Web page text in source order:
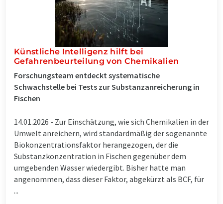
Künstliche Intelligenz hilft bei
Gefahrenbeurteilung von Chemikalien
Forschungsteam entdeckt systematische
Schwachstelle bei Tests zur Substanzanreicherung in
Fischen
14.01.2026 - Zur Einschätzung, wie sich Chemikalien in der
Umwelt anreichern, wird standardmäßig der sogenannte
Biokonzentrationsfaktor herangezogen, der die
Substanzkonzentration in Fischen gegenüber dem
umgebenden Wasser wiedergibt. Bisher hatte man
angenommen, dass dieser Faktor, abgekürzt als BCF, für
...